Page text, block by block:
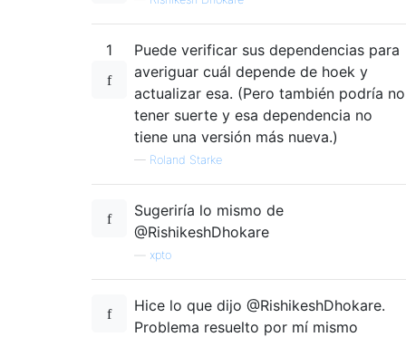
1
Puede verificar sus dependencias para
averiguar cuál depende de hoek y
actualizar esa. (Pero también podría no
tener suerte y esa dependencia no
tiene una versión más nueva.)
— Roland Starke
Sugeriría lo mismo de
@RishikeshDhokare
xpto
Hice lo que dijo @RishikeshDhokare.
Problema resuelto por mí mismo